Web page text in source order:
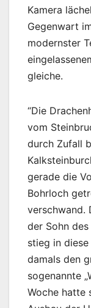
Kamera
Gegenwart
modernster
gleiche.
“Die
vom
durch Zufall
gerade die
Bohrloch
verschwand.
der Sohn
stieg in
damals den
sogenannte
Woche hatte